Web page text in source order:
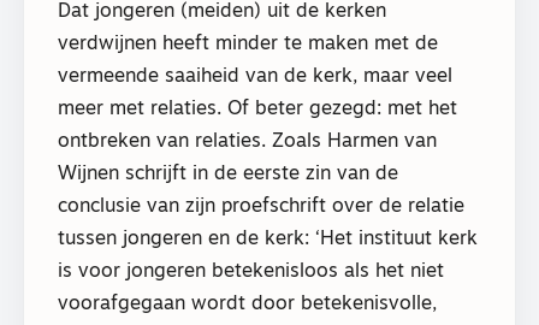
Dat jongeren (meiden) uit de kerken
verdwijnen heeft minder te maken met de
vermeende saaiheid van de kerk, maar veel
meer met relaties. Of beter gezegd: met het
ontbreken van relaties. Zoals Harmen van
Wijnen schrijft in de eerste zin van de
conclusie van zijn proefschrift over de relatie
tussen jongeren en de kerk: ‘Het instituut kerk
is voor jongeren betekenisloos als het niet
voorafgegaan wordt door betekenisvolle,